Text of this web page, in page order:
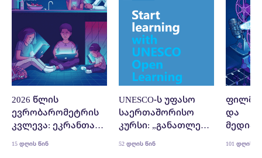
2026 წლის
ევრობარომეტრის
კვლევა: ეკრანთან
გატარებული
დროის გავლენა
15 დღის წინ
UNESCO-ს უფასო
საერთაშორისო
კურსი: „განათლება
ხელოვნური
ინტელექტის
52 დღის წინ
და
101 დღის